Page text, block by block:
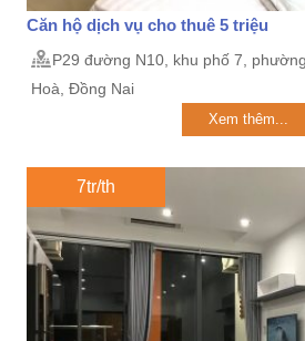
Căn hộ dịch vụ cho thuê 5 triệu
P29 đường N10, khu phố 7,
Hoà, Đồng Nai
Xem thêm...
7tr/th